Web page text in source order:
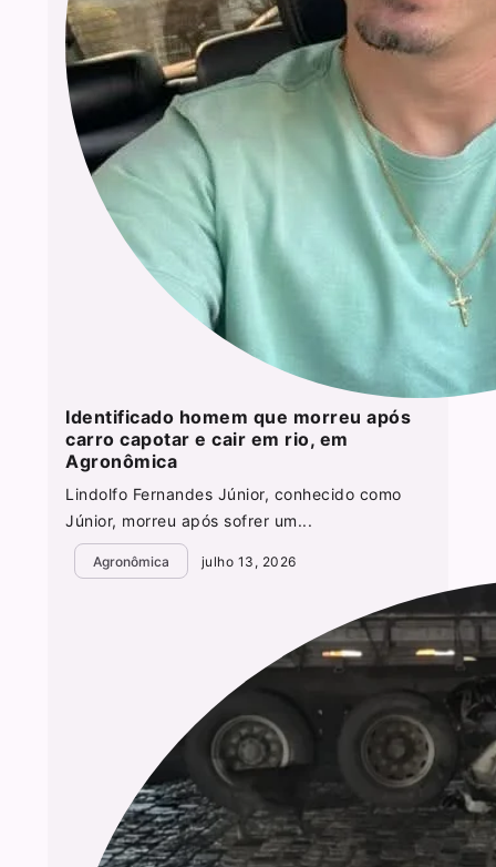
Identificado homem que morreu após
carro capotar e cair em rio, em
Agronômica
Lindolfo Fernandes Júnior, conhecido como
Júnior, morreu após sofrer um...
Agronômica julho 13, 2026